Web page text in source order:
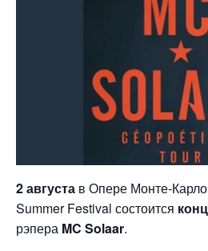
2 августа в Опере Монте-
Summer Festival состоится
рэпера MC Solaar.